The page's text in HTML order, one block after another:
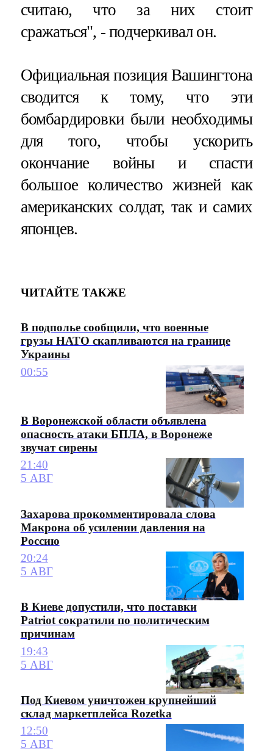
считаю, что за них стоит
сражаться", - подчеркивал он.
Официальная позиция Вашингтона
сводится к тому, что эти
бомбардировки были необходимы
для того, чтобы ускорить
окончание войны и спасти
большое количество жизней как
американских солдат, так и самих
японцев.
ЧИТАЙТЕ ТАКЖЕ
В подполье сообщили, что военные
грузы НАТО скапливаются на границе
Украины
00:55
В Воронежской области объявлена
опасность атаки БПЛА, в Воронеже
звучат сирены
21:40
5 АВГ
Захарова прокомментировала слова
Макрона об усилении давления на
Россию
20:24
5 АВГ
В Киеве допустили, что поставки
Patriot сократили по политическим
причинам
19:43
5 АВГ
Под Киевом уничтожен крупнейший
склад маркетплейса Rozetka
12:50
5 АВГ